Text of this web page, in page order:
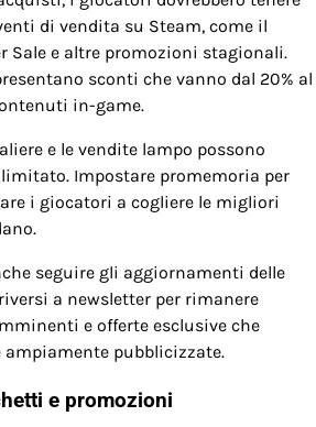
di vendita su Steam, come il
Sale e altre promozioni stagionali.
sconti che vanno dal 20% al
in-game.
e le vendite lampo possono
Impostare promemoria per
i giocatori a cogliere le migliori
seguire gli aggiornamenti delle
a newsletter per rimanere
e offerte esclusive che
ampiamente pubblicizzate.
e promozioni